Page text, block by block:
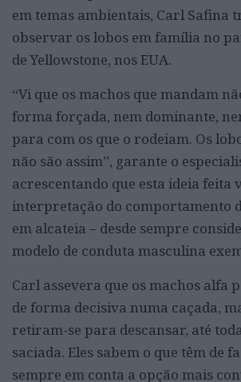
em temas ambientais, Carl Safina
observar os lobos em família no
de Yellowstone, nos EUA.
“Vi que os machos que mandam
forma forçada, nem dominante,
para com os que o rodeiam. Os
não são assim”, garante o
acrescentando que esta ideia feita
interpretação do comportamento
em alcateia – desde sempre
modelo de conduta masculina
Carl assevera que os machos alfa
de forma decisiva numa caçada,
retiram-se para descansar, até
saciada. Eles sabem o que têm de
sempre em conta a opção mais